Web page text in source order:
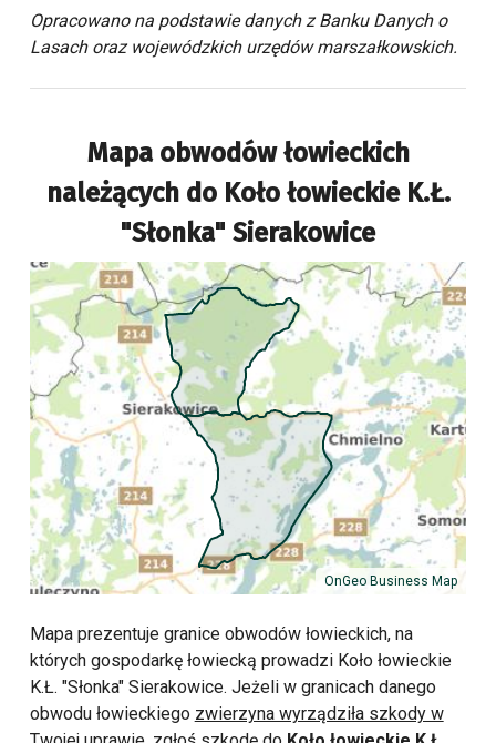
Mapa obwodów łowieckich
należących do Koło łowieckie K.Ł.
"Słonka" Sierakowice
OnGeo Business Map
Mapa prezentuje granice obwodów łowieckich, na
których gospodarkę łowiecką prowadzi Koło łowieckie
K.Ł. "Słonka" Sierakowice. Jeżeli w granicach danego
obwodu łowieckiego zwierzyna wyrządziła szkody w
Opracowano na podstawie danych z Banku Danych o
Lasach oraz wojewódzkich urzędów marszałkowskich.